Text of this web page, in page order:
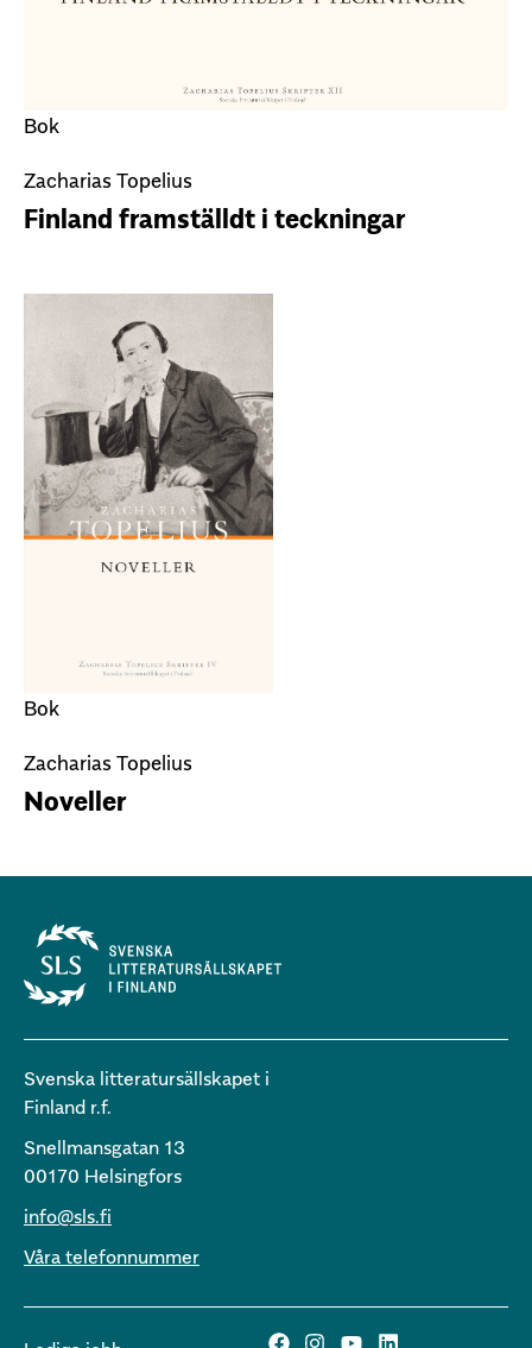
Bok
Zacharias Topelius
Finland framställdt i teckningar
Bok
Zacharias Topelius
Noveller
Svenska litteratursällskapet i
Finland r.f.
Snellmansgatan 13
00170 Helsingfors
info@sls.fi
Våra telefonnummer